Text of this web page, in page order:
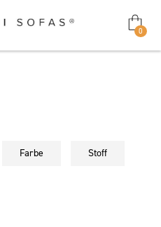
0
Farbe Stoff